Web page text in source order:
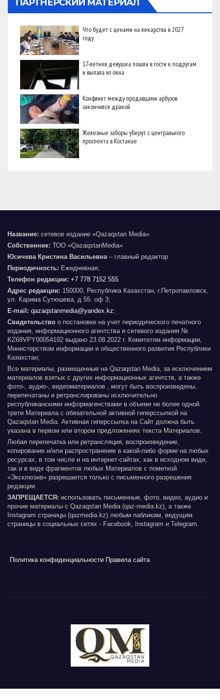
ПАРТНЕРСКИЙ МАТЕРИАЛ
Что будет с ценами на лекарства в 2027
году
17-летняя девушка пошла в гости к подругам
и выпала из окна
Конфликт между продавцами арбузов
закончился дракой
Железные заборы уберут с центрального
проспекта в Костанае
Название: сетевое издание «Qazaqstan Media»
Собственник: ТОО «QazaqstanMedia»
Юсичева Кристина Васильевна – главный редактор
Периодичность: Ежедневная;
Телефон редакции: +7 778 7152 555
Адрес редакции: 150000, Республика Казахстан, г.Петропавловск,
ул. Карима Сутюшева, д 55. оф 3;
E-mail: qazaqstanmedia@yandex.kz;
Свидетельство о постановке на учет периодического печатного
издания, информационного агентства и сетевого издания №
KZ68VPY00054192 выдано 23.08.2022 г. Комитетом информации,
Министерством информации и общественного развития Республики
Казахстан;
Все материалы, размещенные на Qazaqstan Media, за исключением
материалов взятых с других информационных агентств, а также
фото-, аудио-, видеоматериалов , могут быть воспроизведены,
перепечатаны и ретранслированы исключительно
республиканскими информагенствами в объеме не более одной
трети Материала с обязательной активной гиперссылкой на
Qazaqstan Media. Активная гиперссылка на Сайт должна быть
указана в первом или втором предложениях текста Материалов.
Любая перепечатка или ретрансляция, воспроизведение,
копирование и/или распространение в какой-либо форме на любых
ресурсах, в том числе и на интернет-сайтах, как в исходном виде,
так и в виде фрагментов любых Материалов с пометкой
«Эксклюзив» разрешается только с письменного разрешения
редакции.
ЗАПРЕЩАЕТСЯ: использовать письменные, фото, видео, аудио и
прочие материалы с Qazaqstan Media (qaz-media.kz), а также
Instagram страницы (qazmedia.kz) любым пабликам, ведущим
страницы в социальных сетях - Facebook, Instagram и Telegram.
Политика конфиденциальности Правила сайта